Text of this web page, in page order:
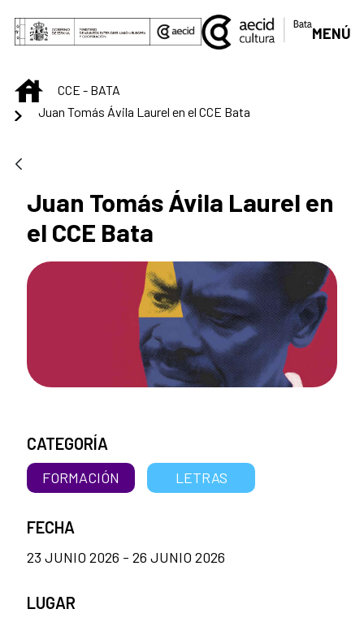
Saltar al contenido principal
MENÚ
INICIOCCE - BATA
Juan Tomás Ávila Laurel en el CCE Bata
Juan Tomás Ávila Laurel en
el CCE Bata
CATEGORÍA
FORMACIÓN LETRAS
FECHA
23 JUNIO 2026 - 26 JUNIO 2026
LUGAR